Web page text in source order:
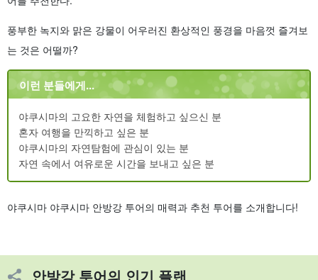
풍부한 녹지와 맑은 강물이 어우러진 환상적인 풍경을 마음껏 즐겨보
는 것은 어떨까?
이런 분들에게...
야쿠시마의 고요한 자연을 체험하고 싶으신 분
혼자 여행을 만끽하고 싶은 분
야쿠시마의 자연탐험에 관심이 있는 분
자연 속에서 여유로운 시간을 보내고 싶은 분
야쿠시마 야쿠시마 안방강 투어의 매력과 추천 투어를 소개합니다!
안방강 투어의 인기 플랜